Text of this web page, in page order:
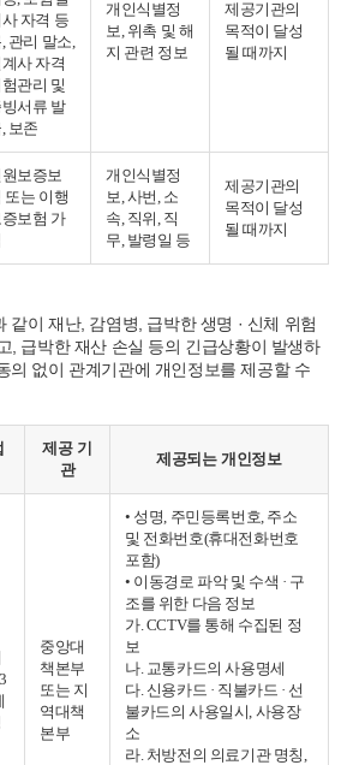
자격 등
관리 말소,
사 자격
관리 및
서류 발
보존
개인식별정
보, 위촉 및 해
지 관련 정보
제공기관의
목적이 달성
될 때까지
보증보
또는 이행
보험 가
개인식별정
보, 사번, 소
속, 직위, 직
무, 발령일 등
제공기관의
목적이 달성
될 때까지
이 재난, 감염병, 급박한 생명 · 신체 위험
, 급박한 재산 손실 등의 긴급상황이 발생하
의 없이 관계기관에 개인정보를 제공할 수
제공 기
관
제공되는 개인정보
중앙대
책본부
또는 지
역대책
본부
• 성명, 주민등록번호, 주소
및 전화번호(휴대전화번호
포함)
• 이동경로 파악 및 수색 · 구
조를 위한 다음 정보
가. CCTV를 통해 수집된 정
보
나. 교통카드의 사용명세
다. 신용카드 · 직불카드 · 선
불카드의 사용일시, 사용장
소
라. 처방전의 의료기관 명칭,